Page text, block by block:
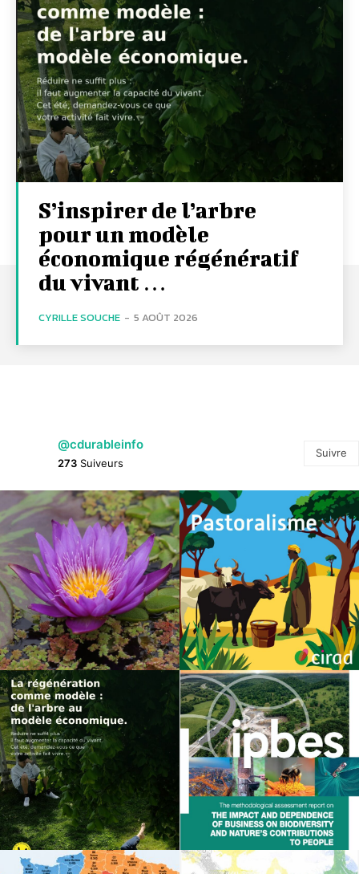
S’inspirer de l’arbre
pour un modèle
économique régénératif
du vivant …
CYRILLE SOUCHE - 5 AOÛT 2026
@cdurableinfo
273 Suiveurs
Suivre